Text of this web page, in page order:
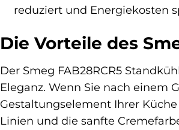
reduziert und Energiekosten
Die Vorteile des
Der Smeg FAB28RCR5
Eleganz. Wenn Sie nach einem
Gestaltungselement Ihrer
Linien und die sanfte